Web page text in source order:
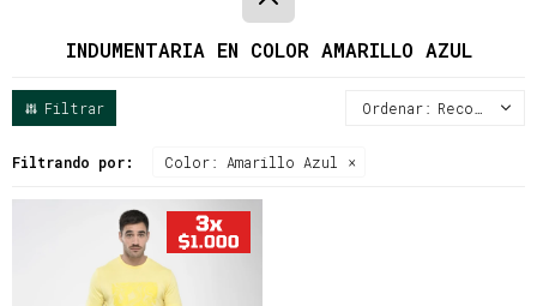
INDUMENTARIA EN COLOR AMARILLO AZUL
Recomendados
Filtrando por: Color: Amarillo Azul